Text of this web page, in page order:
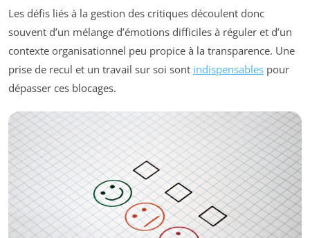
Les défis liés à la gestion des critiques découlent donc
souvent d’un mélange d’émotions difficiles à réguler et d’un
contexte organisationnel peu propice à la transparence. Une
prise de recul et un travail sur soi sont indispensables pour
dépasser ces blocages.